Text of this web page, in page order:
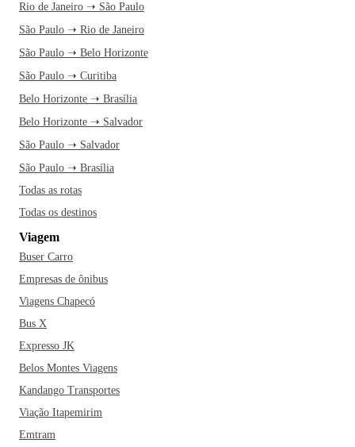
Rio de Janeiro ➝ São Paulo
São Paulo ➝ Rio de Janeiro
São Paulo ➝ Belo Horizonte
São Paulo ➝ Curitiba
Belo Horizonte ➝ Brasília
Belo Horizonte ➝ Salvador
São Paulo ➝ Salvador
São Paulo ➝ Brasília
Todas as rotas
Todas os destinos
Viagem
Buser Carro
Empresas de ônibus
Viagens Chapecó
Bus X
Expresso JK
Belos Montes Viagens
Kandango Transportes
Viação Itapemirim
Emtram